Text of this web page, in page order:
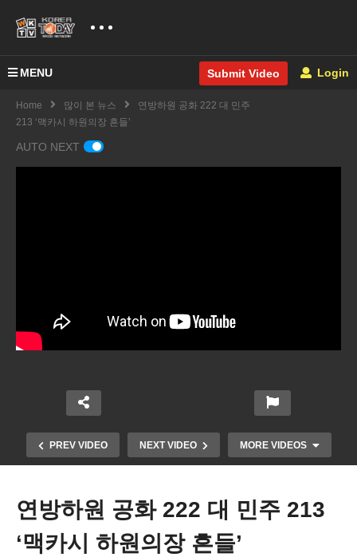
MENU Submit Video Login
Home 많이 본 뉴스
연방하원 공화 222 대 민주
213 ‘맥카시 하원의장 흔들’
AUTO NEXT
PREV VIDEO NEXT VIDEO MORE VIDEOS
연방하원 공화 222 대 민주 213
‘맥카시 하원의장 흔들’